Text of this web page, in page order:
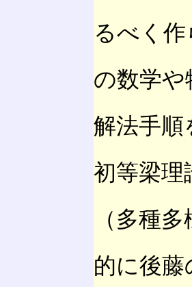
るべく
の数学
解法手
初等梁理
（多種
的に後